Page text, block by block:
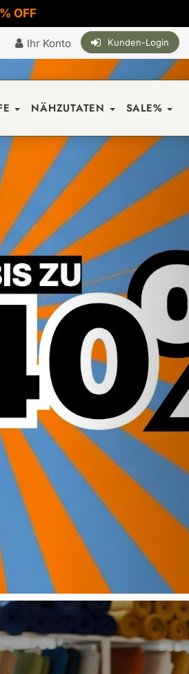
OFF
Ihr Konto Kunden-Login
NÄHZUTATEN SALE%